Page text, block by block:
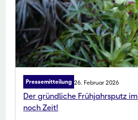
Pressemitteilung 26. Februar 2026
Der gründliche Frühjahrsputz
noch Zeit!